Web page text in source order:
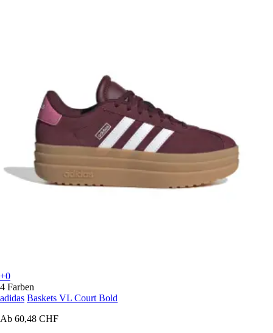
+0
4 Farben
adidas Baskets VL Court Bold
Ab 60,48 CHF